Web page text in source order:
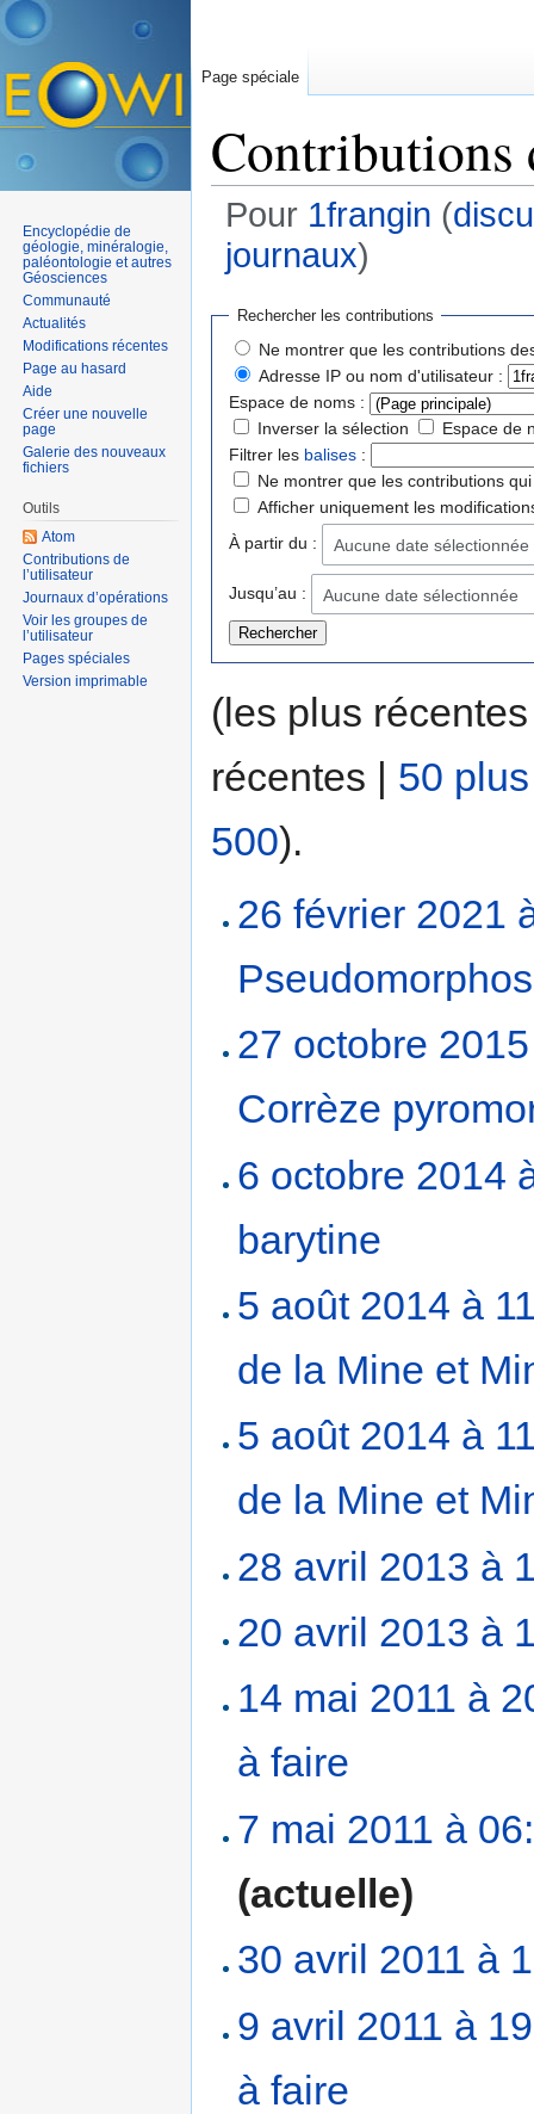
Contributions
Pour 1frangin (
journaux)
Rechercher les contributions
Ne montrer que les contributions
Adresse IP ou nom d'utilisateur :
Espace de noms :
Inverser la sélection
Espace de
Filtrer les balises :
Ne montrer que les contributions
Afficher uniquement les
À partir du :
Aucune date sélectionnée
Jusqu’au : Aucune date sélectionnée
(les plus
récentes | 50
500).
26 février 2021
27 octobre
Corrèze
6 octobre 2014
barytine
5 août 2014 à
de la Mine et
5 août 2014 à
de la Mine et
28 avril 2013 à
20 avril 2013 à
14 mai 2011 à
à faire
7 mai 2011 à
(actuelle)
30 avril 2011 à
9 avril 2011 à
à faire
Page spéciale
Encyclopédie de
géologie, minéralogie,
paléontologie et autres
Géosciences
Communauté
Actualités
Modifications récentes
Page au hasard
Aide
Créer une nouvelle
page
Galerie des nouveaux
fichiers
Outils
Atom
Contributions de
l’utilisateur
Journaux d’opérations
Voir les groupes de
l’utilisateur
Pages spéciales
Version imprimable